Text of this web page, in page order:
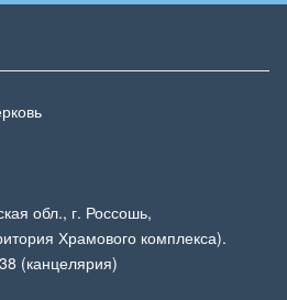
обл., г. Россошь,
Храмового комплекса).
(канцелярия)